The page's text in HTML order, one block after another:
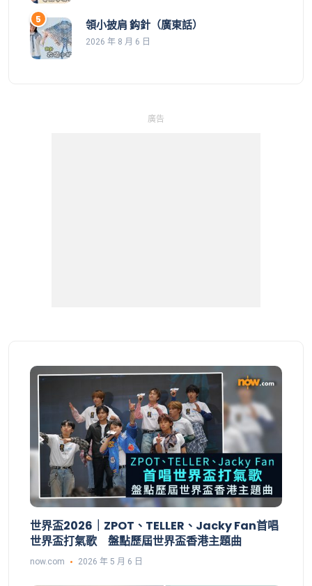
領小披肩 鈎針（廣東話）
2026 年 8 月 6 日
廣告
世界盃2026｜ZPOT、TELLER、Jacky Fan首唱
世界盃打氣歌 盤點歷屆世界盃香港主題曲
now.com 2026 年 5 月 6 日